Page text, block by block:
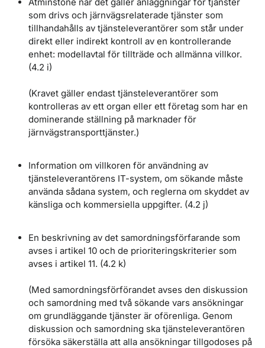
som drivs och järnvägsrelaterade tjänster som
tillhandahålls av tjänsteleverantörer som står under
direkt eller indirekt kontroll av en kontrollerande
enhet: modellavtal för tillträde och allmänna villkor.
(4.2 i)
(Kravet gäller endast tjänsteleverantörer som
kontrolleras av ett organ eller ett företag som har en
dominerande ställning på marknader för
järnvägstransporttjänster.)
Information om villkoren för användning av
tjänsteleverantörens IT-system, om sökande måste
använda sådana system, och reglerna om skyddet av
känsliga och kommersiella uppgifter. (4.2 j)
En beskrivning av det samordningsförfarande som
avses i artikel 10 och de prioriteringskriterier som
avses i artikel 11. (4.2 k)
(Med samordningsförförandet avses den diskussion
och samordning med två sökande vars ansökningar
om grundläggande tjänster är oförenliga. Genom
diskussion och samordning ska tjänsteleverantören
försöka säkerställa att alla ansökningar tillgodoses på